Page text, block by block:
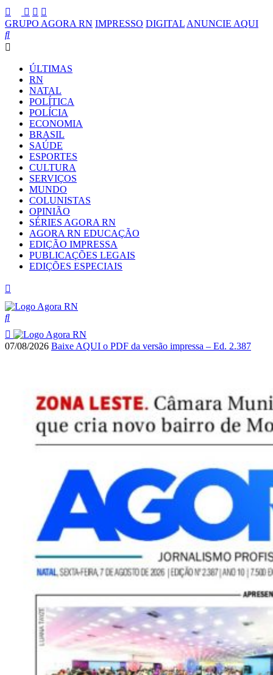
GRUPO AGORA RN IMPRESSO DIGITAL ANUNCIE AQUI
ÚLTIMAS
RN
NATAL
POLÍTICA
POLÍCIA
ECONOMIA
BRASIL
SAÚDE
ESPORTES
CULTURA
SERVIÇOS
MUNDO
COLUNISTAS
OPINIÃO
SÉRIES AGORA RN
AGORA RN EDUCAÇÃO
EDIÇÃO IMPRESSA
PUBLICAÇÕES LEGAIS
EDIÇÕES ESPECIAIS
07/08/2026 Baixe AQUI o PDF da versão impressa – Ed. 2.387